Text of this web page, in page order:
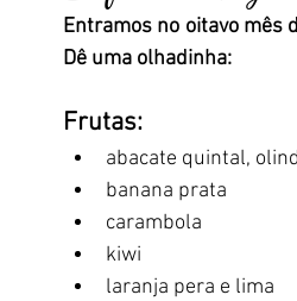
• Rotulagem Nutricional
Entramos no oitavo mês
Dê uma olhadinha:
Frutas:
abacate quintal,
banana prata
carambola
kiwi
laranja pera e lima